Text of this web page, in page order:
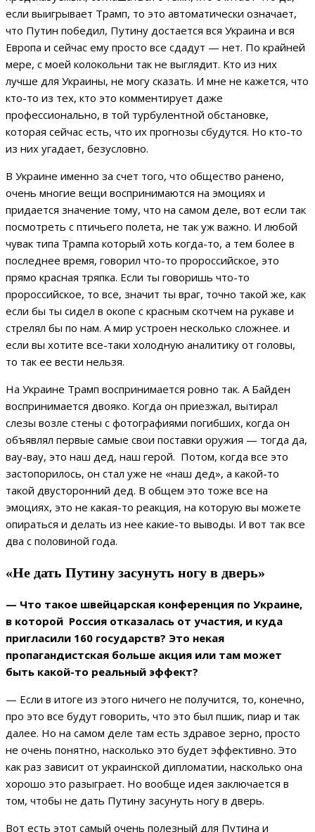
если выигрывает Трамп, то это автоматически означает,
что Путин победил, Путину достается вся Украина и вся
Европа и сейчас ему просто все сдадут — нет. По крайней
мере, с моей колокольни так не выглядит. Кто из них
лучше для Украины, не могу сказать. И мне не кажется, что
кто-то из тех, кто это комментирует даже
профессионально, в той турбулентной обстановке,
которая сейчас есть, что их прогнозы сбудутся. Но кто-то
из них угадает, безусловно.
В Украине именно за счет того, что общество ранено,
очень многие вещи воспринимаются на эмоциях и
придается значение тому, что на самом деле, вот если так
посмотреть с птичьего полета, не так уж важно. И любой
чувак типа Трампа который хоть когда-то, а тем более в
последнее время, говорил что-то пророссийское, это
прямо красная тряпка. Если ты говоришь что-то
пророссийское, то все, значит ты враг, точно такой же, как
если бы ты сидел в окопе с красным скотчем на рукаве и
стрелял бы по нам. А мир устроен несколько сложнее. и
если вы хотите все-таки холодную аналитику от головы,
то так ее вести нельзя.
На Украине Трамп воспринимается ровно так. А Байден
воспринимается двояко. Когда он приезжал, вытирал
слезы возле стены с фотографиями погибших, когда он
объявлял первые самые свои поставки оружия — тогда да,
вау-вау, это наш дед, наш герой. Потом, когда все это
застопорилось, он стал уже не «наш дед», а какой-то
такой двусторонний дед. В общем это тоже все на
эмоциях, это не какая-то реакция, на которую вы можете
опираться и делать из нее какие-то выводы. И вот так все
два с половиной года.
«Не дать Путину засунуть ногу в дверь»
— Что такое швейцарская конференция по Украине,
в которой Россия отказалась от участия, и куда
пригласили 160 государств? Это некая
пропагандистская больше акция или там может
быть какой-то реальный эффект?
— Если в итоге из этого ничего не получится, то, конечно,
про это все будут говорить, что это был пшик, пиар и так
далее. Но на самом деле там есть здравое зерно, просто
не очень понятно, насколько это будет эффективно. Это
как раз зависит от украинской дипломатии, насколько она
хорошо это разыграет. Но вообще идея заключается в
том, чтобы не дать Путину засунуть ногу в дверь.
Вот есть этот самый очень полезный для Путина и